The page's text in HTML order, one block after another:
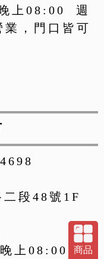
上08:00 週
，門口皆可
段48號1F
上08:00 週
商品